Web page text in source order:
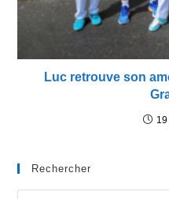
Luc retrouve son
Rechercher